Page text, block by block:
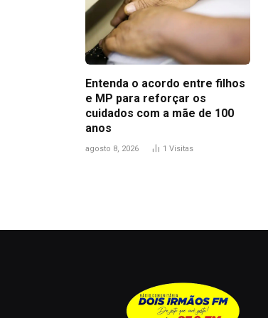
Entenda o acordo entre filhos
e MP para reforçar os
cuidados com a mãe de 100
anos
agosto 8, 2026 1 Visitas